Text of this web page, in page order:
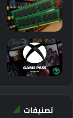
تصنيفات